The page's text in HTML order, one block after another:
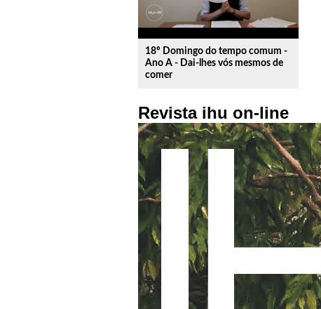
18º Domingo do tempo comum -
Ano A - Dai-lhes vós mesmos de
comer
Revista ihu on-line